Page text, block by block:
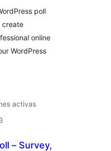
poll
create
online
WordPress
activas
– Survey,